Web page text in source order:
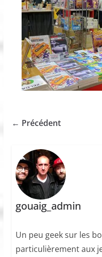
← Précédent
gouaig_admin
Un peu geek sur les
particulièrement aux